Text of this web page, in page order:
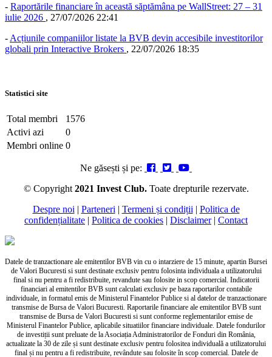
- Raportările financiare în această săptămâna pe WallStreet: 27 – 31
iulie 2026 , 27/07/2026 22:41
- Acțiunile companiilor listate la BVB devin accesibile investitorilor
globali prin Interactive Brokers , 22/07/2026 18:35
Statistici site
Total membri
1576
Activi azi
0
Membri online 0
Ne găsești și pe:
© Copyright 2021 Invest Club. Toate drepturile rezervate.
Despre noi | Parteneri | Termeni și condiții | Politica de
confidențialitate | Politica de cookies | Disclaimer| Contact
Datele de tranzactionare ale emitentilor BVB vin cu o intarziere de 15 minute, apartin Bursei
de Valori Bucuresti si sunt destinate exclusiv pentru folosinta individuala a utilizatorului
final si nu pentru a fi redistribuite, revandute sau folosite in scop comercial. Indicatorii
financiari al emitentilor BVB sunt calculati exclusiv pe baza raportarilor contabile
individuale, in formatul emis de Ministerul Finantelor Publice si al datelor de tranzactionare
transmise de Bursa de Valori Bucuresti. Raportarile financiare ale emitentilor BVB sunt
transmise de Bursa de Valori Bucuresti si sunt conforme reglementarilor emise de
Ministerul Finantelor Publice, aplicabile situatiilor financiare individuale. Datele fondurilor
de investiții sunt preluate de la Asociația Administratorilor de Fonduri din România,
actualizate la 30 de zile și sunt destinate exclusiv pentru folositea individuală a utilizatorului
final și nu pentru a fi redistribuite, revândute sau folosite în scop comercial. Datele de